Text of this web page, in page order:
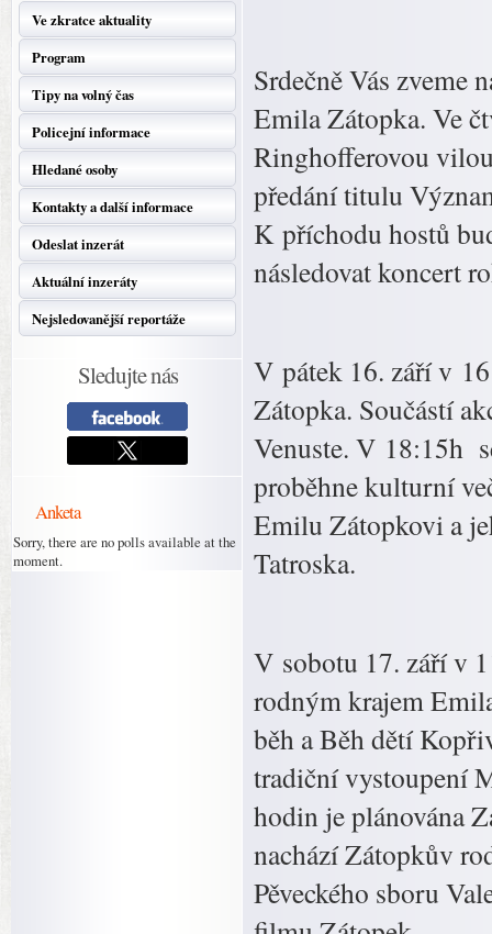
Ve zkratce aktuality
Program
Tipy na volný čas
Policejní informace
Hledané osoby
Kontakty a další informace
Odeslat inzerát
Aktuální inzeráty
Nejsledovanější reportáže
Sledujte nás
Anketa
Sorry, there are no polls available at the
moment.
Srdečně Vás zveme
Emila Zátopka. Ve
Ringhofferovou
předání titulu
K příchodu hostů
následovat koncert
V pátek 16. září v
Zátopka. Součástí
Venuste. V 18:15h
proběhne kulturní
Emilu Zátopkovi a
Tatroska.
V sobotu 17. září v
rodným krajem
běh a Běh dětí
tradiční vystoupení
hodin je plánována
nachází Zátopkův
Pěveckého sboru